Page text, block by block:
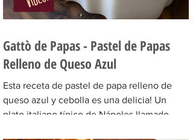
Gattò de Papas - Pastel de Papas
Relleno de Queso Azul
Esta receta de pastel de papa relleno de
queso azul y cebolla es una delicia! Un
plato italiano típico de Nápoles llamado